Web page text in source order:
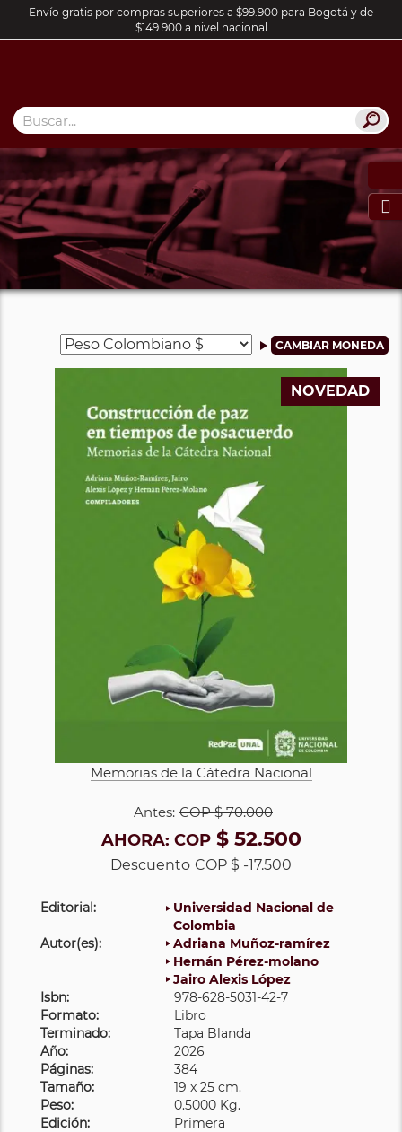
Envío gratis por compras superiores a $99.900 para Bogotá y de
$149.900 a nivel nacional

NOVEDAD
Memorias de la Cátedra Nacional
Antes: COP$ 70.000
AHORA: COP$ 52.500
Descuento COP $ -17.500
Editorial:
Universidad Nacional de
Colombia
Autor(es):
Adriana Muñoz-ramírez
Hernán Pérez-molano
Jairo Alexis López
Isbn:
978-628-5031-42-7
Formato:
Libro
Terminado:
Tapa Blanda
Año:
2026
Páginas:
384
Tamaño:
19 x 25 cm.
Peso:
0.5000 Kg.
Edición:
Primera